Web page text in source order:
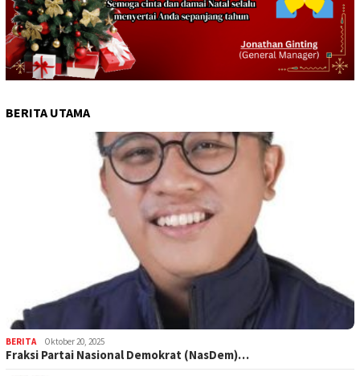
BERITA UTAMA
BERITA Oktober 20, 2025
Fraksi Partai Nasional Demokrat (NasDem)…